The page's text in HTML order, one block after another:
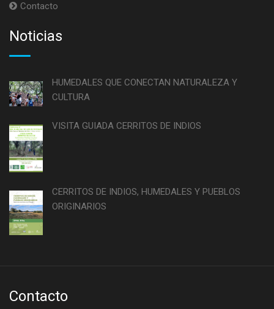
Contacto
Noticias
HUMEDALES QUE CONECTAN NATURALEZA Y
CULTURA
VISITA GUIADA CERRITOS DE INDIOS
CERRITOS DE INDIOS, HUMEDALES Y PUEBLOS
ORIGINARIOS
Contacto